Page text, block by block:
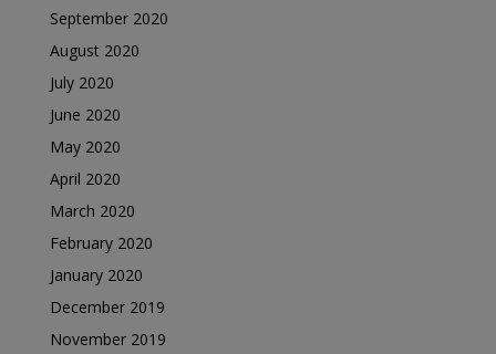
September 2020
August 2020
July 2020
June 2020
May 2020
April 2020
March 2020
February 2020
January 2020
December 2019
November 2019